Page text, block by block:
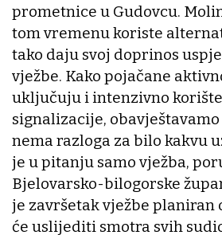
prometnice u Gudovcu.
tom vremenu koriste
tako daju svoj doprinos
vježbe. Kako pojačane
uključuju i intenzivno
signalizacije,
nema razloga za bilo kakvu
je u pitanju samo vježba,
Bjelovarsko-bilogorske
je završetak vježbe planiran
će uslijediti smotra svih